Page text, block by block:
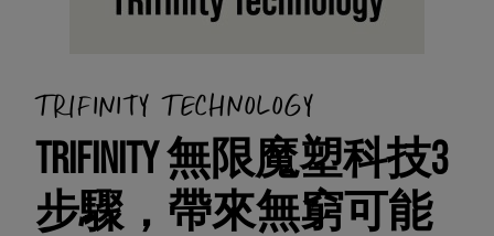
TRIFINITY TECHNOLOGY
TRIFINITY 無限魔塑科技3
步驟，帶來無窮可能